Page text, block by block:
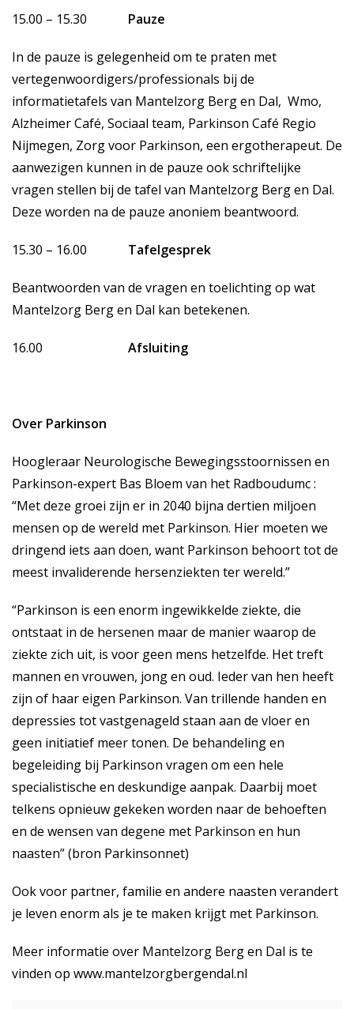
15.00 – 15.30 Pauze
In de pauze is gelegenheid om te praten met
vertegenwoordigers/professionals bij de
informatietafels van Mantelzorg Berg en Dal, Wmo,
Alzheimer Café, Sociaal team, Parkinson Café Regio
Nijmegen, Zorg voor Parkinson, een ergotherapeut. De
aanwezigen kunnen in de pauze ook schriftelijke
vragen stellen bij de tafel van Mantelzorg Berg en Dal.
Deze worden na de pauze anoniem beantwoord.
15.30 – 16.00 Tafelgesprek
Beantwoorden van de vragen en toelichting op wat
Mantelzorg Berg en Dal kan betekenen.
16.00 Afsluiting
Over Parkinson
Hoogleraar Neurologische Bewegingsstoornissen en
Parkinson-expert Bas Bloem van het Radboudumc :
“Met deze groei zijn er in 2040 bijna dertien miljoen
mensen op de wereld met Parkinson. Hier moeten we
dringend iets aan doen, want Parkinson behoort tot de
meest invaliderende hersenziekten ter wereld.”
“Parkinson is een enorm ingewikkelde ziekte, die
ontstaat in de hersenen maar de manier waarop de
ziekte zich uit, is voor geen mens hetzelfde. Het treft
mannen en vrouwen, jong en oud. Ieder van hen heeft
zijn of haar eigen Parkinson. Van trillende handen en
depressies tot vastgenageld staan aan de vloer en
geen initiatief meer tonen. De behandeling en
begeleiding bij Parkinson vragen om een hele
specialistische en deskundige aanpak. Daarbij moet
telkens opnieuw gekeken worden naar de behoeften
en de wensen van degene met Parkinson en hun
naasten” (bron Parkinsonnet)
Ook voor partner, familie en andere naasten verandert
je leven enorm als je te maken krijgt met Parkinson.
Meer informatie over Mantelzorg Berg en Dal is te
vinden op www.mantelzorgbergendal.nl